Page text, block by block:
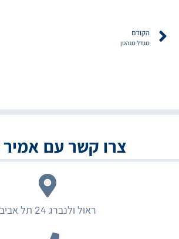
הקודם
מגדל מנהטן
צרו קשר עם
ראול ולנברג 24 תל אביב